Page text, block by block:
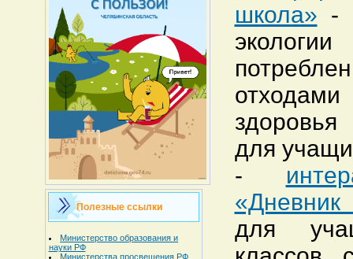
Полезные ссылки
Министерство образования и
науки РФ
Министерства просвещения РФ
школа» -
для
-
«Дневник
для